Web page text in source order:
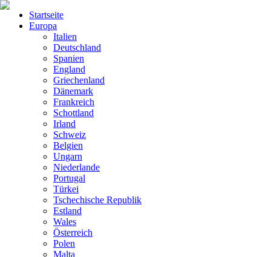
Startseite
Europa
Italien
Deutschland
Spanien
England
Griechenland
Dänemark
Frankreich
Schottland
Irland
Schweiz
Belgien
Ungarn
Niederlande
Portugal
Türkei
Tschechische Republik
Estland
Wales
Österreich
Polen
Malta